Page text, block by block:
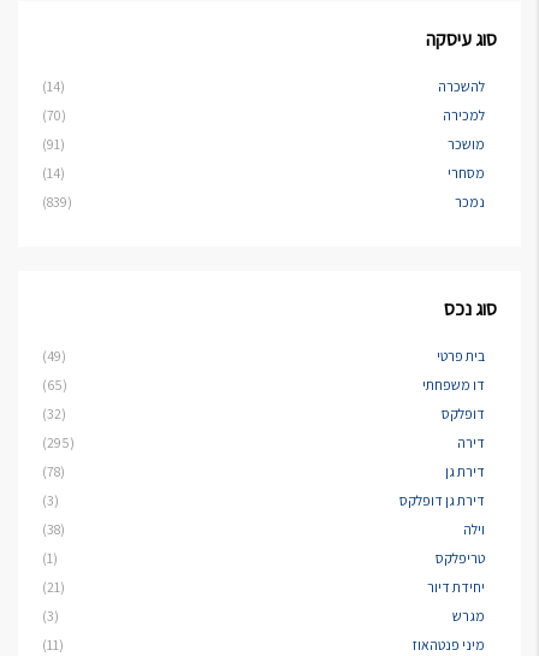
סוג עיסקה
להשכרה
(14)
למכירה
(70)
מושכר
(91)
מסחרי
(14)
נמכר
(839)
סוג נכס
בית פרטי
(49)
דו משפחתי
(65)
דופלקס
(32)
דירה
(295)
דירת גן
(78)
דירת גן דופלקס
(3)
וילה
(38)
טריפלקס
(1)
יחידת דיור
(21)
מגרש
(3)
מיני פנטהאוז
(11)